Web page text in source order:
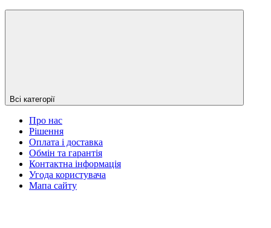
Всі категорії
Про нас
Рішення
Оплата і доставка
Обмін та гарантія
Контактна інформація
Угода користувача
Мапа сайту